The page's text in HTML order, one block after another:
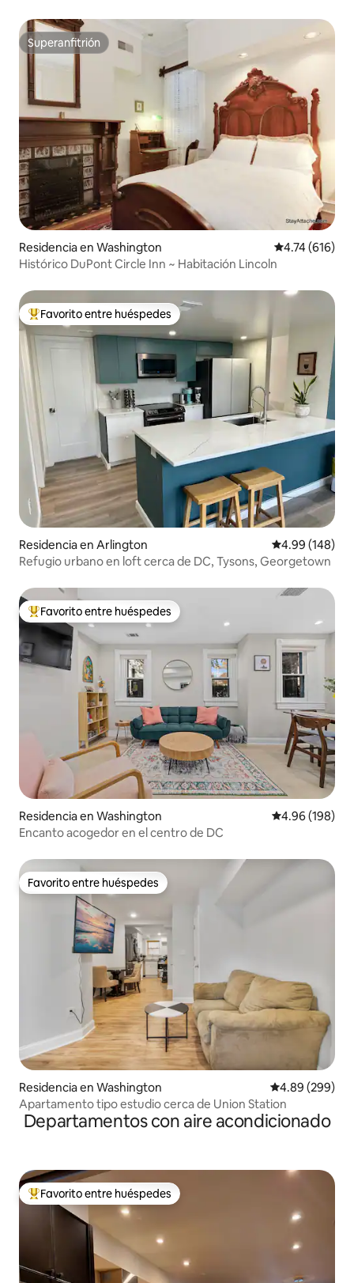
Superanfitrión
Superanfitrión
Residencia en Washington Calificación
4.74 (616)
Histórico DuPont Circle Inn ~ Habitación Lincoln
De los mejores en Favorito entre huéspedes
Favorito entre huéspedes
Residencia en Arlington Calificación
4.99 (148)
Refugio urbano en loft cerca de DC, Tysons, Georgetown
De los mejores en Favorito entre huéspedes
Favorito entre huéspedes
Residencia en Washington Calificación
4.96 (198)
Encanto acogedor en el centro de DC
Favorito entre huéspedes
Favorito entre huéspedes
Residencia en Washington Calificación
4.89 (299)
Apartamento tipo estudio cerca de Union Station
Departamentos con aire acondicionado
De los mejores en Favorito entre huéspedes
Favorito entre huéspedes